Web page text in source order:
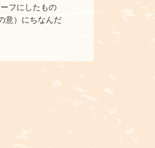
フにしたもの
意）にちなんだ